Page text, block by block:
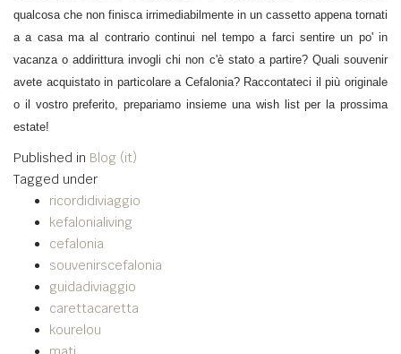
qualcosa che non finisca irrimediabilmente in un cassetto appena tornati
a a casa ma al contrario continui nel tempo a farci sentire un po' in
vacanza o addirittura invogli chi non c'è stato a partire? Quali souvenir
avete acquistato in particolare a Cefalonia? Raccontateci il più originale
o il vostro preferito, prepariamo insieme una wish list per la prossima
estate!
Published in Blog (it)
Tagged under
ricordidiviaggio
kefalonialiving
cefalonia
souvenirscefalonia
guidadiviaggio
carettacaretta
kourelou